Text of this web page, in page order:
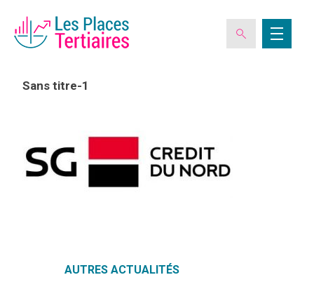
L’ASSOCIATION
Sans titre-1
AUTRES ACTUALITÉS